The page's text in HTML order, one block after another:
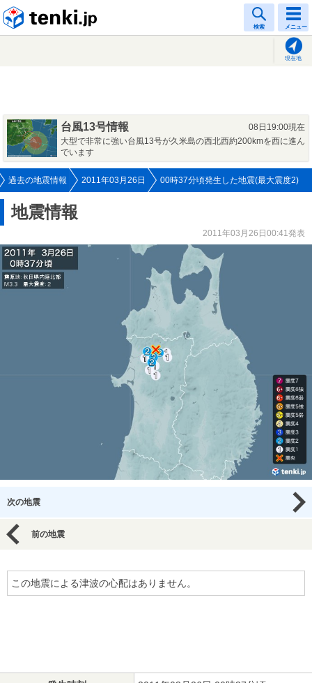
検索 メニュー
現在地
台風13号情報
08日19:00現在
大型で非常に強い台風13号が久米島の西北西約200kmを西に進ん
でいます
過去の地震情報 2011年03月26日 00時37分頃発生した地震(最大震度2)
地震情報
2011年03月26日00:41発表
次の地震
前の地震
この地震による津波の心配はありません。